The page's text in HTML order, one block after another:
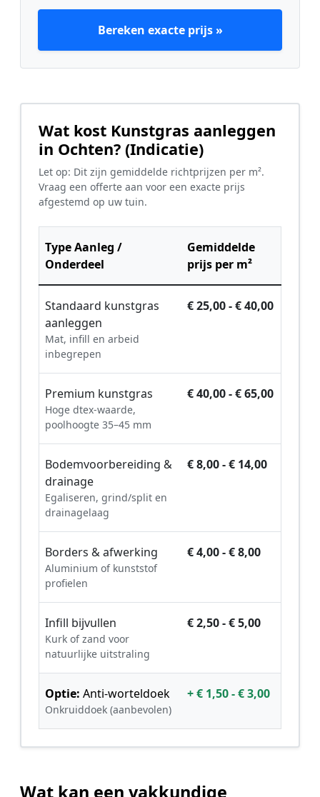
Bereken exacte prijs »
Wat kost Kunstgras aanleggen
in Ochten? (Indicatie)
Let op: Dit zijn gemiddelde richtprijzen per m².
Vraag een offerte aan voor een exacte prijs
afgestemd op uw tuin.
Type Aanleg /
Onderdeel
Gemiddelde
prijs per m²
Standaard kunstgras
aanleggen
Mat, infill en arbeid
inbegrepen
€ 25,00 - € 40,00
Premium kunstgras
Hoge dtex-waarde,
poolhoogte 35–45 mm
€ 40,00 - € 65,00
Bodemvoorbereiding &
drainage
Egaliseren, grind/split en
drainagelaag
€ 8,00 - € 14,00
Borders & afwerking
Aluminium of kunststof
profielen
€ 4,00 - € 8,00
Infill bijvullen
Kurk of zand voor
natuurlijke uitstraling
€ 2,50 - € 5,00
Optie: Anti-worteldoek
Onkruiddoek (aanbevolen)
+ € 1,50 - € 3,00
Wat kan een vakkundige